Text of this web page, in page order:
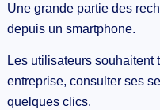
Une grande partie des
depuis un smartphone.
Les utilisateurs souhaitent
entreprise, consulter ses
quelques clics.